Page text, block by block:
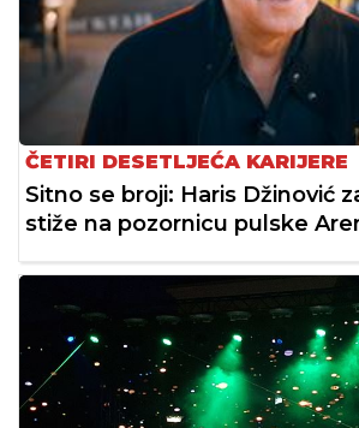
ČETIRI DESETLJEĆA KARIJERE
Sitno se broji: Haris Džinović
stiže na pozornicu pulske